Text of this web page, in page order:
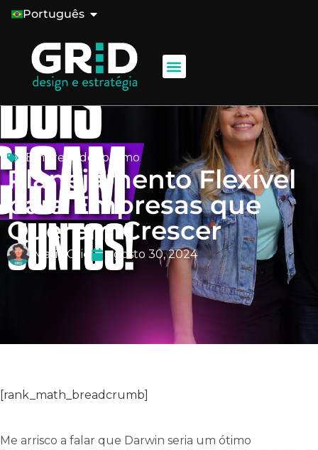
Português
Empreendedorismo
Planejamento Flexível
para Empresas que
Querem Crescer
Maria Grid agosto 30, 2024
[rank_math_breadcrumb]
Me arrisco a falar que Darwin seria um ótimo